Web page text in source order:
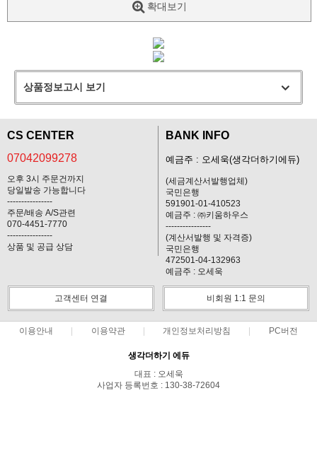
확대보기
상품정보고시 보기
CS CENTER
07042099278
오후 3시 주문건까지
당일발송 가능합니다
----------------
주문/배송 A/S관련
070-4451-7770
----------------
상품 및 공급 상담
BANK INFO
예금주 : 오세욱(생각더하기에듀)
(세금계산서발행업체)
국민은행
591901-01-410523
예금주 : ㈜키움하우스
----------------
(계산서발행 및 자격증)
국민은행
472501-04-132963
예금주 : 오세욱
고객센터 연결 비회원 1:1 문의
이용안내 이용약관 개인정보처리방침 PC버전
생각더하기 에듀
대표 : 오세욱
사업자 등록번호 : 130-38-72604